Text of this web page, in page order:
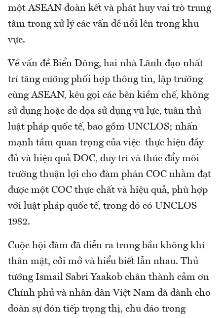
một ASEAN đoàn kết và phát huy vai trò trung
tâm trong xử lý các vấn đề nổi lên trong khu
vực.
Về vấn đề Biển Đông, hai nhà Lãnh đạo nhất
trí tăng cường phối hợp thông tin, lập trường
cùng ASEAN, kêu gọi các bên kiềm chế, không
sử dụng hoặc đe dọa sử dụng vũ lực, tuân thủ
luật pháp quốc tế, bao gồm UNCLOS; nhấn
mạnh tầm quan trọng của việc thực hiện đầy
đủ và hiệu quả DOC, duy trì và thúc đẩy môi
trường thuận lợi cho đàm phán COC nhằm đạt
được một COC thực chất và hiệu quả, phù hợp
với luật pháp quốc tế, trong đó có UNCLOS
1982.
Cuộc hội đàm đã diễn ra trong bầu không khí
thân mật, cởi mở và hiểu biết lẫn nhau. Thủ
tướng Ismail Sabri Yaakob chân thành cảm ơn
Chính phủ và nhân dân Việt Nam đã dành cho
đoàn sự đón tiếp trọng thị, chu đáo trong